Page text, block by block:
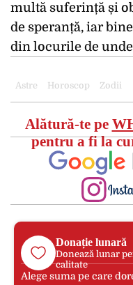
multă suferință și
de speranță, iar
din locurile de
Astre Horoscop Zodii
Alătură-te pe
pentru a fi la
Donație lunară
Donează lunar
calitate
Alege suma pe care